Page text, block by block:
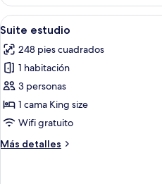
vista
a
ciudad
Abrir
todas
las
fotos
de
Suite
estudio
5
Suite estudio
248 pies cuadrados
1 habitación
3 personas
1 cama King size
Wifi gratuito
Más detalles
Más